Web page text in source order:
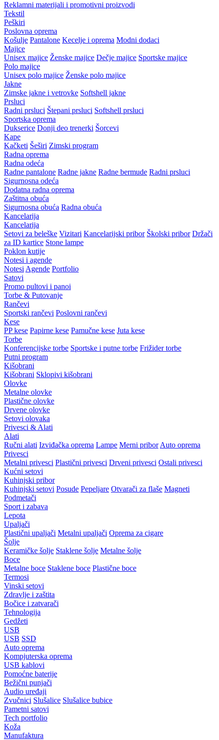
Reklamni materijali i promotivni proizvodi
Tekstil
Peškiri
Poslovna oprema
Košulje Pantalone Kecelje i oprema Modni dodaci
Majice
Unisex majice Ženske majice Dečje majice Sportske majice
Polo majice
Unisex polo majice Ženske polo majice
Jakne
Zimske jakne i vetrovke Softshell jakne
Prsluci
Radni prsluci Štepani prsluci Softshell prsluci
Sportska oprema
Dukserice Donji deo trenerki Šorcevi
Kape
Kačketi Šeširi Zimski program
Radna oprema
Radna odeća
Radne pantalone Radne jakne Radne bermude Radni prsluci
Sigurnosna odeća
Dodatna radna oprema
Zaštitna obuća
Sigurnosna obuća Radna obuća
Kancelarija
Kancelarija
Setovi za beleške Vizitari Kancelarijski pribor Školski pribor Držači
za ID kartice Stone lampe
Poklon kutije
Notesi i agende
Notesi Agende Portfolio
Satovi
Promo pultovi i panoi
Torbe & Putovanje
Rančevi
Sportski rančevi Poslovni rančevi
Kese
PP kese Papirne kese Pamučne kese Juta kese
Torbe
Konferencijske torbe Sportske i putne torbe Frižider torbe
Putni program
Kišobrani
Kišobrani Sklopivi kišobrani
Olovke
Metalne olovke
Plastične olovke
Drvene olovke
Setovi olovaka
Privesci & Alati
Alati
Ručni alati Izviđačka oprema Lampe Merni pribor Auto oprema
Privesci
Metalni privesci Plastični privesci Drveni privesci Ostali privesci
Kućni setovi
Kuhinjski pribor
Kuhinjski setovi Posude Pepeljare Otvarači za flaše Magneti
Podmetači
Sport i zabava
Lepota
Upaljači
Plastični upaljači Metalni upaljači Oprema za cigare
Šolje
Keramičke šolje Staklene šolje Metalne šolje
Boce
Metalne boce Staklene boce Plastične boce
Termosi
Vinski setovi
Zdravlje i zaštita
Bočice i zatvarači
Tehnologija
Gedžeti
USB
USB SSD
Auto oprema
Kompjuterska oprema
USB kablovi
Pomoćne baterije
Bežični punjači
Audio uređaji
Zvučnici Slušalice Slušalice bubice
Pametni satovi
Tech portfolio
Koža
Manufaktura